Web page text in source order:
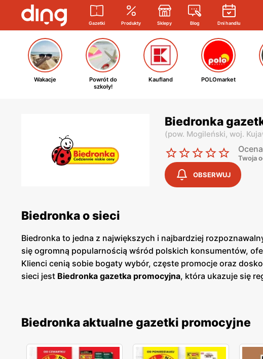
Gazetki Produkty Sklepy Blog Dni handlu
Wakacje
Powrót do
szkoły!
Kaufland POLOmarket
Biedronka
(pow. Mogileński, woj.
Twoja
OBSERWUJ
Biedronka o sieci
Biedronka to jedna z największych i najbardziej
się ogromną popularnością wśród polskich konsumentów,
Klienci cenią sobie bogaty wybór, częste promocje oraz
sieci jest Biedronka gazetka promocyjna, która ukazuje się
prezentuje aktualne promocje, specjalne oferty i sezonowe
szeroki wybór produktów pochodzących od rodzimych
zdrowym trybem życia. Sieć sklepów Biedronka jest obecna
Biedronka aktualne gazetki promocyjne